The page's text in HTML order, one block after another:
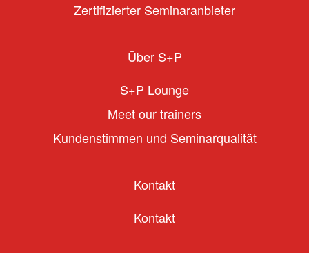
Zertifizierter Seminaranbieter
Über S+P
S+P Lounge
Meet our trainers
Kundenstimmen und Seminarqualität
Kontakt
Kontakt